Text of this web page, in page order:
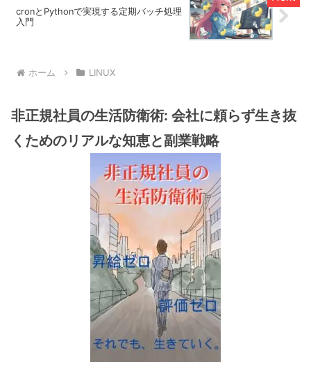
cronとPythonで実現する定期バッチ処理
入門
ホーム LINUX
非正規社員の生活防衛術: 会社に頼らず生き抜
くためのリアルな知恵と副業戦略